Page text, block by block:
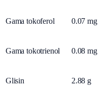
Gama tokoferol 0.07 mg
Gama tokotrienol 0.08 mg
Glisin 2.88 g